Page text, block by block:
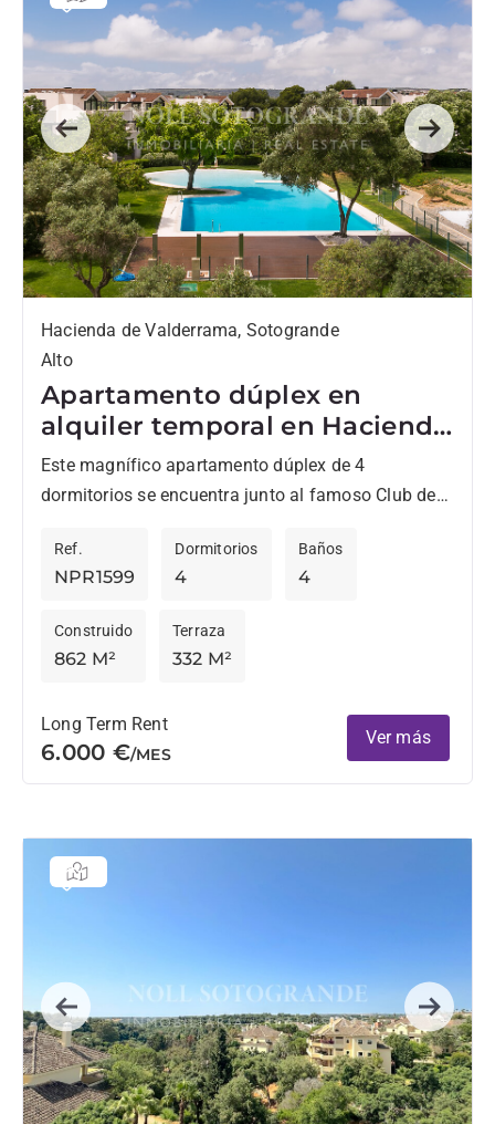
Previous Next
Hacienda de Valderrama, Sotogrande
Alto
Apartamento dúplex en
alquiler temporal en Hacienda
Valderrama, Sotogrande
Este magnífico apartamento dúplex de 4
dormitorios se encuentra junto al famoso Club de
por las grandes dimensiones...
NPR1599
Ref.
4
Dormitorios
4
Baños
862 M²
Construido
332 M²
Terraza
Long Term Rent
6.000 €/MES
Ver más
Previous Next